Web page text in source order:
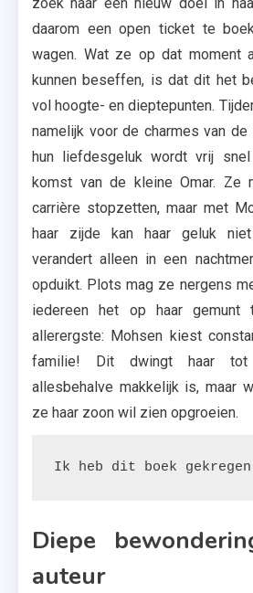
daarom een open ticket te
wagen. Wat ze op dat moment
kunnen beseffen, is dat dit het
vol hoogte- en dieptepunten.
namelijk voor de charmes van
hun liefdesgeluk wordt vrij
komst van de kleine Omar. Ze
carrière stopzetten, maar met
haar zijde kan haar geluk
verandert alleen in een
opduikt. Plots mag ze nergens
iedereen het op haar
allerergste: Mohsen kiest
familie! Dit dwingt haar
allesbehalve makkelijk is, maar
ze haar zoon wil zien opgroeien.
Ik heb dit boek
Diepe
auteur